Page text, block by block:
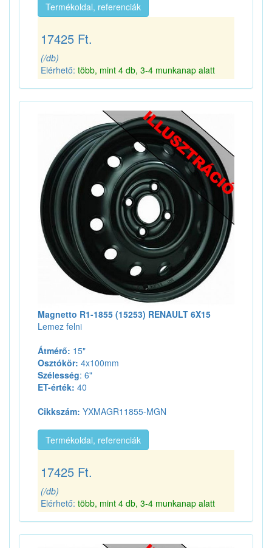
Termékoldal, referenciák
17425 Ft.
(/db)
Elérhető: több, mint 4 db, 3-4 munkanap alatt
Magnetto R1-1855 (15253) RENAULT 6X15
Lemez felni
Átmérő: 15"
Osztókör: 4x100mm
Szélesség: 6"
ET-érték: 40
Cikkszám: YXMAGR11855-MGN
Termékoldal, referenciák
17425 Ft.
(/db)
Elérhető: több, mint 4 db, 3-4 munkanap alatt